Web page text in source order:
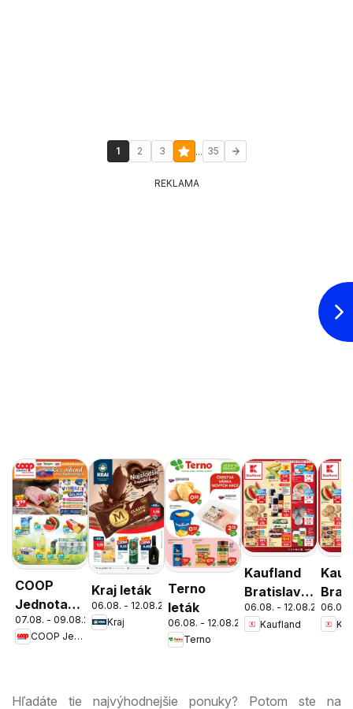
1 2 3 ... 35
REKLAMA
COOP
Jednota
cez víkend
ešte
07.08. - 09.08.2026
COOP Jednota
Kraj leták
06.08. - 12.08.2026
Kraj
Terno
leták
06.08. - 12.08.2026
Terno
Kaufland
Bratislava-
Patrónka
leták
06.08. - 12.08.2026
Kaufland
Nové
06.08.
Hľadáte tie najvýhodnejšie ponuky? Potom ste na